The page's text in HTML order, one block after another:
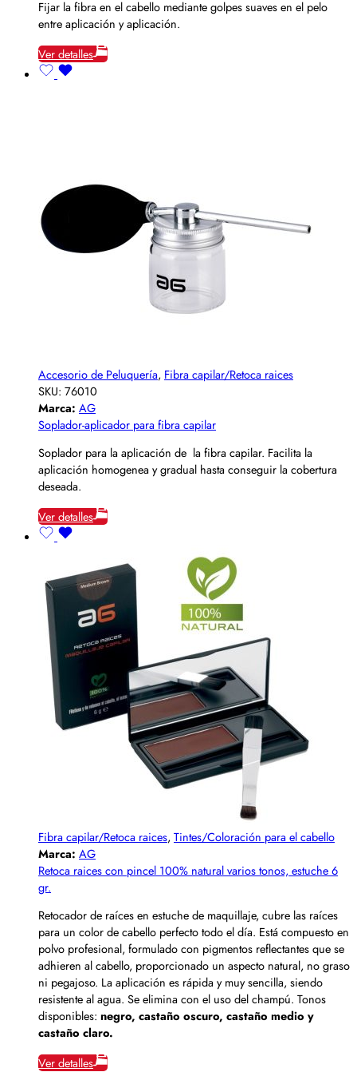
Fijar la fibra en el cabello mediante golpes suaves en el pelo
entre aplicación y aplicación.
Ver detalles
Accesorio de Peluquería, Fibra capilar/Retoca raices
SKU: 76010
Marca: AG
Soplador-aplicador para fibra capilar
Soplador para la aplicación de la fibra capilar. Facilita la
aplicación homogenea y gradual hasta conseguir la cobertura
deseada.
Ver detalles
Fibra capilar/Retoca raices, Tintes/Coloración para el cabello
Marca: AG
Retoca raices con pincel 100% natural varios tonos, estuche 6
gr.
Retocador de raíces en estuche de maquillaje, cubre las raíces
para un color de cabello perfecto todo el día. Está compuesto en
polvo profesional, formulado con pigmentos reflectantes que se
adhieren al cabello, proporcionado un aspecto natural, no graso
ni pegajoso. La aplicación es rápida y muy sencilla, siendo
resistente al agua. Se elimina con el uso del champú. Tonos
disponibles: negro, castaño oscuro, castaño medio y
castaño claro.
Ver detalles